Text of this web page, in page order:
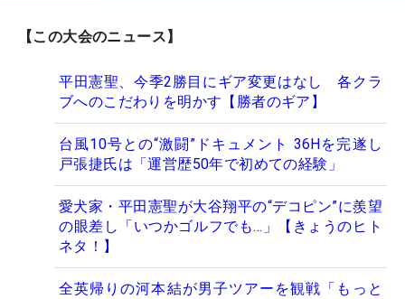
【この大会のニュース】
平田憲聖、今季2勝目にギア変更はなし 各クラ
ブへのこだわりを明かす【勝者のギア】
台風10号との“激闘”ドキュメント 36Hを完遂し
戸張捷氏は「運営歴50年で初めての経験」
愛犬家・平田憲聖が大谷翔平の“デコピン”に羨望
の眼差し「いつかゴルフでも…」【きょうのヒト
ネタ！】
全英帰りの河本結が男子ツアーを観戦「もっと